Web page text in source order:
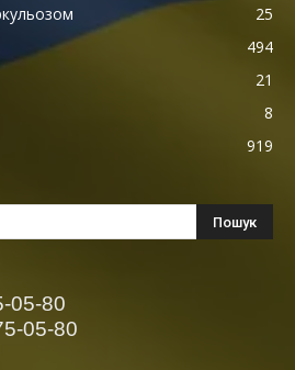
25
494
21
8
919
05-80
05-80